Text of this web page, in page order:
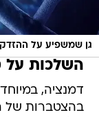
גן שמשפיע על
השלכות על
דמנציה,